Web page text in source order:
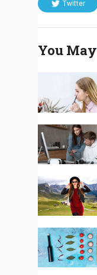
Twitter
You May